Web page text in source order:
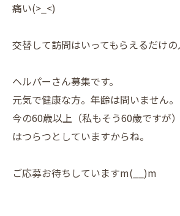
痛い(>_<)
交替して訪問はいってもらえるだけの
ヘルパーさん募集です。
元気で健康な方。年齢は問いません。
今の60歳以上（私もそう60歳ですが
はつらつとしていますからね。
ご応募お待ちしていますm(__)m